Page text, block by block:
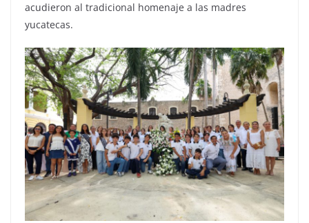
acudieron al tradicional homenaje a las madres
yucatecas.